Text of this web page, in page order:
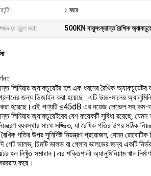
১ বছর
তুলে ধরা: 500KN বায়ুসংক্রান্ত রৈখিক
লিনিয়ার অ্যাকচুয়েটর হল এক ধরনের রৈখিক
প্রদানের জন্য ডিজাইন করা হয়েছে।এটি উচ্চ-মানের
হয়েছে।এই পণ্যটি ≤45dB এর নয়েজ লেভেল সহ কম-
লিনিয়ার অ্যাকচুয়েটরের বেশ কয়েকটি সুবিধা রয়েছে,
নিয়ন্ত্রণ ব্যবস্থার সাথে সজ্জিত, যা রৈখিক গতির উপর
গতির উপর সুনির্দিষ্ট নিয়ন্ত্রণ প্রয়োজন, যেমন রোবোটিক
গেট ভালভ, চিমটি ভালভ বা গ্লোব ভালভের জন্য একটি
হল নিখুঁত সমাধান।এর শক্তিশালী অ্যালুমিনিয়াম খাদ নির্মাণ
করে।